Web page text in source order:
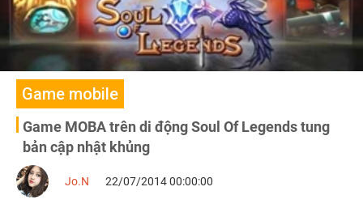
Game mobile
Game MOBA trên di động Soul Of Legends tung
bản cập nhật khủng
Jo.N 22/07/2014 00:00:00